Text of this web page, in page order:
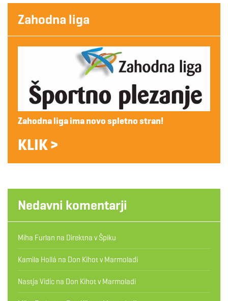
Zahodna liga
Zahodna liga ima novo spletno stran!
KLIK >
Nedavni komentarji
Miha Furlan na Direktna v Špiku
Kamila Hollá na Don Kihot v Marmoladi
Nastja Vidic na Don Kihot v Marmoladi